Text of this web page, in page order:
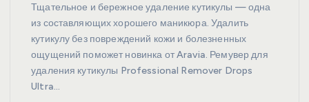
Тщательное и бережное удаление кутикулы — одна
из составляющих хорошего маникюра. Удалить
кутикулу без повреждений кожи и болезненных
ощущений поможет новинка от Aravia. Ремувер для
удаления кутикулы Professional Remover Drops
Ultra…